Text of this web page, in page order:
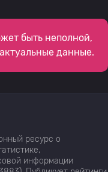
быть неполной,
данные.
ресурс о
информации